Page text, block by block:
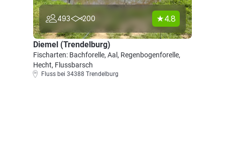
493 200 4.8
Diemel (Trendelburg)
Fischarten: Bachforelle, Aal, Regenbogenforelle,
Hecht, Flussbarsch
Fluss bei 34388 Trendelburg